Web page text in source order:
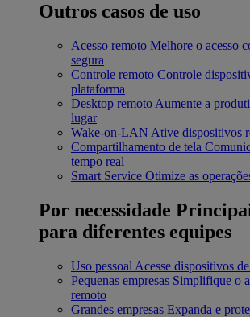
Outros casos de uso
Acesso remoto Melhore o acesso
segura
Controle remoto Controle
plataforma
Desktop remoto Aumente a
lugar
Wake-on-LAN Ative dispositivos
Compartilhamento de tela
tempo real
Smart Service Otimize as
Por necessidade
para diferentes equipes
Uso pessoal Acesse dispositivos
Pequenas empresas Simplifique o
remoto
Grandes empresas Expanda e